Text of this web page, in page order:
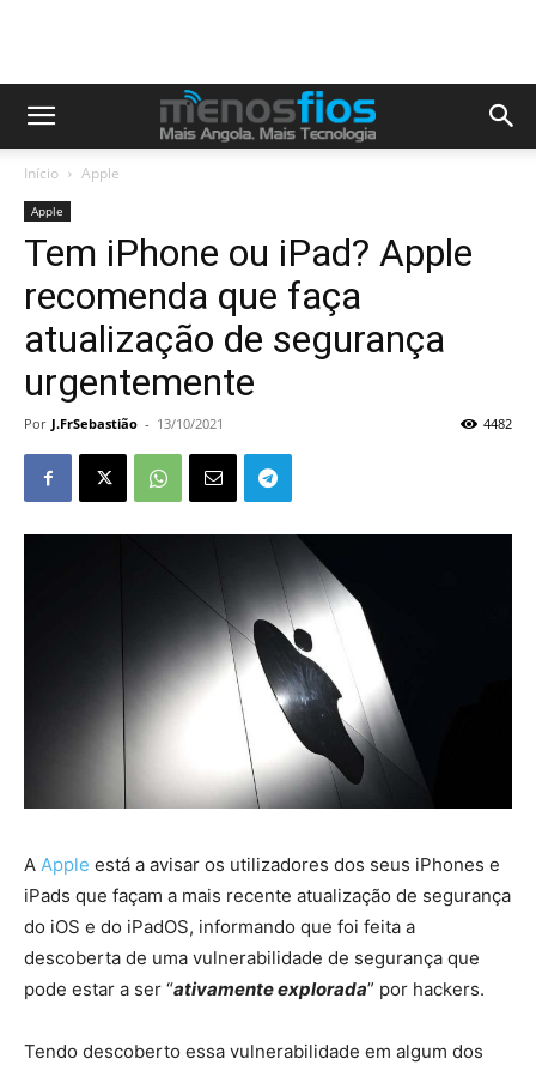
Início Apple
Apple
Tem iPhone ou iPad? Apple
recomenda que faça
atualização de segurança
urgentemente
Por J.FrSebastião - 13/10/2021 4482
A Apple está a avisar os utilizadores dos seus iPhones e
iPads que façam a mais recente atualização de segurança
do iOS e do iPadOS, informando que foi feita a
descoberta de uma vulnerabilidade de segurança que
pode estar a ser “ativamente explorada” por hackers.
Tendo descoberto essa vulnerabilidade em algum dos